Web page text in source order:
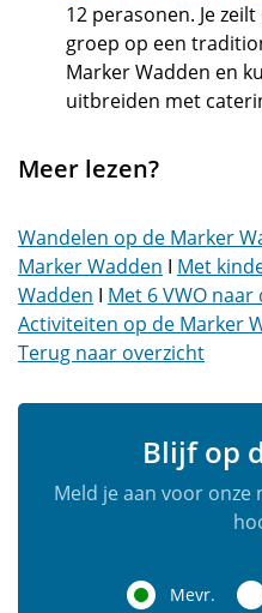
12 perasonen. Je
groep op een
Marker Wadden en
uitbreiden met
Meer lezen?
Wandelen op de Marker
Marker Wadden I Met
Wadden I Met 6 VWO
Activiteiten op de Marker
Terug naar overzicht
Blijf op
Meld je aan voor
Mevr.